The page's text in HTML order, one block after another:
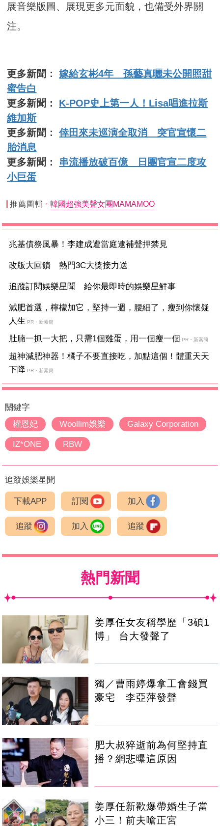
展音樂版圖、展現更多元面貌，也備受外界關
注。
更多新聞：嫁給玄彬4年 孫藝真曬未公開照甜
蜜告白
更多新聞： K-POP史上第一人！Lisa唱進拉斯
維加斯
更多新聞：倖田來未巡演全取消 突官宣懷二
胎消息
更多新聞： 串流播放破百億 日團官宣二度攻
小巨蛋
推薦圖輯 韓國超強美聲女團MAMAMOO
兆基債務風暴！李建成遭當庭逮補聲押禁見
改版大回饋 熱門3C大獎接力送
追蹤訂閱娛樂星聞 給你最即時的娛樂星鮮事
減肥首選，檸檬加它，堅持一週，腰細了，瘦到你懷疑
人生 PR・新素簡
肚腩一抓一大把，只需1個雞蛋，用一個瘦一個 PR・新素簡
超神減肥神器！橘子不要直接吃，加點這個！體重天天
下降 PR・新素簡
關鍵字
權恩妃
Woollim娛樂 Galaxy Corporation
IZ*ONE RBW
追蹤娛樂星聞
下載APP 訂閱 加入
追蹤 加入 追蹤
熱門新聞
姜厚任女友稱學歷「3碩1
博」 台大發聲了
獨／曹雨婷爆拿工會錢買
豪宅 李亞萍發聲
肥大叔猝逝前為何堅持直
播？網悲曝這原因
姜厚任新歡爆帶婚生子當
小三！前夫嗆正宮